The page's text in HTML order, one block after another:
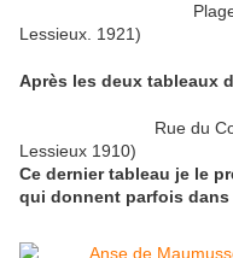
Plage nord de
Lessieux. 1921)
Après les deux tableaux
Rue du Colombier
Lessieux 1910)
Ce dernier tableau je le
qui donnent parfois dans